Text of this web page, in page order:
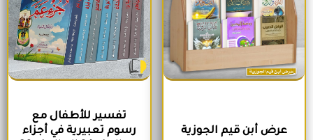
عرض أبن قيم الجوزية
تفسير للأطفال مع
رسوم تعبيرية في أجزاء